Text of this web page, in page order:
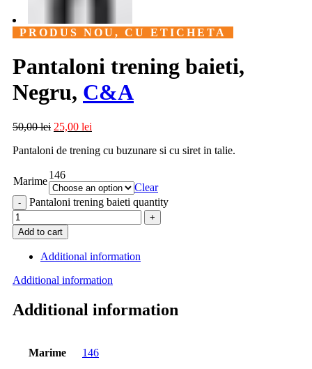
PRODUS NOU, CU ETICHETA
Pantaloni trening baieti,
Negru, C&A
50,00lei 25,00 lei
Pantaloni de trening cu buzunare si cu siret in talie.
Marime
146
Clear
Pantaloni trening baieti quantity
Add to cart
Additional information
Additional information
Additional information
Marime 146